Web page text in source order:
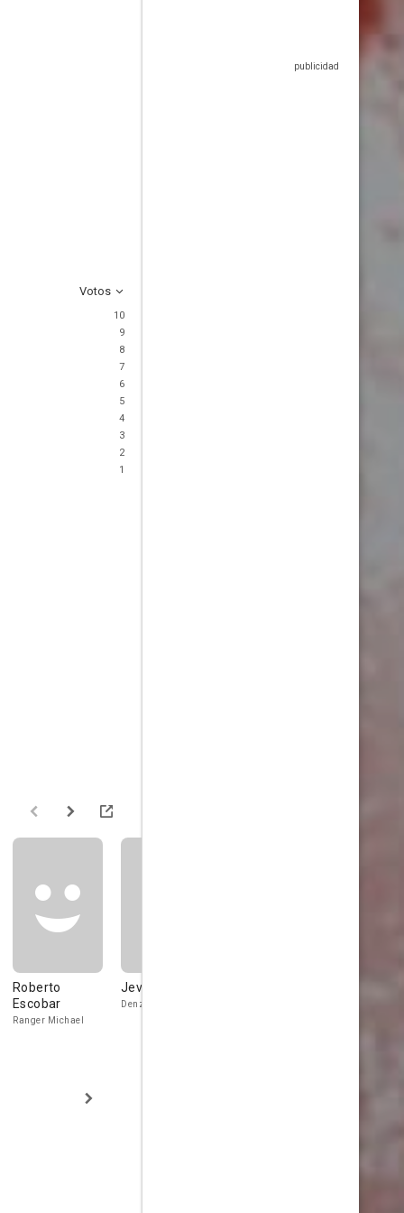
Votos
10
9
8
7
6
5
4
3
2
1
Roberto
Escobar
Ranger Michael
Jevon White
Denzel